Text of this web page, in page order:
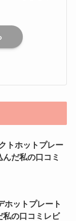
トホットプレー
んだ私の口コミ
ホットプレート
私の口コミレビ